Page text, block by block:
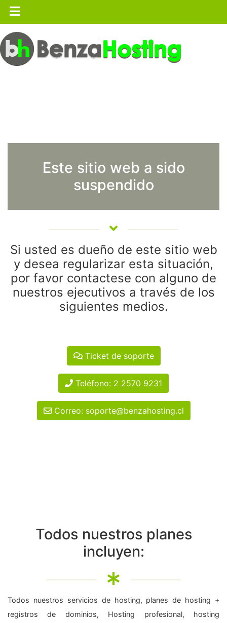
Este sitio web a sido
suspendido
Si usted es dueño de este sitio web
y desea regularizar esta situación,
por favor contactese con alguno de
nuestros ejecutivos a través de los
siguientes medios.
Ticket de soporte
Teléfono: 2 2570 9231
Correo: soporte@benzahosting.cl
Todos nuestros planes
incluyen:
Todos nuestros servicios de hosting, planes de hosting +
registros de dominios, Hosting profesional, hosting